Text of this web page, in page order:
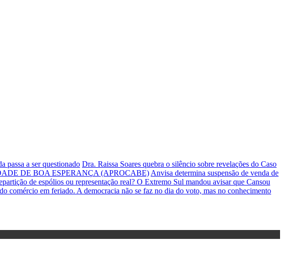
passa a ser questionado Dra. Raissa Soares quebra o silêncio sobre revelações do Caso
DE BOA ESPERANÇA (APROCABE) Anvisa determina suspensão de venda de
de espólios ou representação real? O Extremo Sul mandou avisar que Cansou
comércio em feriado. A democracia não se faz no dia do voto, mas no conhecimento